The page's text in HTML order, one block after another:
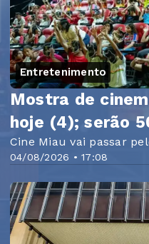
Entretenimento
04/08/2026 • 17:08
Mostra de
hoje (4); serão
Cine Miau vai passar